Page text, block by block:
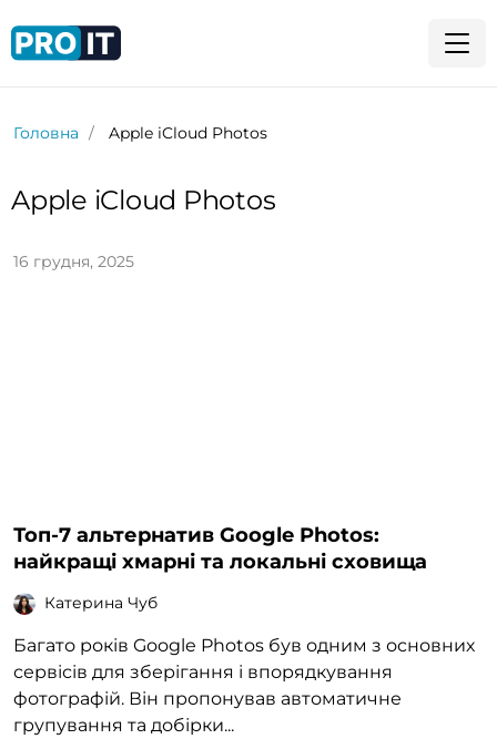
Головна Apple iCloud Photos
Apple iCloud Photos
16 грудня, 2025
Топ-7 альтернатив Google Photos:
найкращі хмарні та локальні сховища
Катерина Чуб
Багато років Google Photos був одним з основних
сервісів для зберігання і впорядкування
фотографій. Він пропонував автоматичне
групування та добірки...